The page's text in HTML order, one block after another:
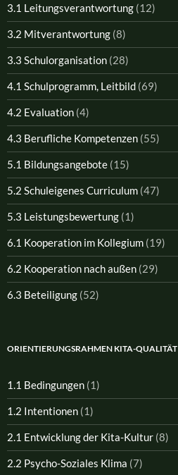
3.1 Leitungsverantwortung (12)
3.2 Mitverantwortung (8)
3.3 Schulorganisation (28)
4.1 Schulprogramm, Leitbild (69)
4.2 Evaluation (4)
4.3 Berufliche Kompetenzen (55)
5.1 Bildungsangebote (15)
5.2 Schuleigenes Curriculum (47)
5.3 Leistungsbewertung (1)
6.1 Kooperation im Kollegium (19)
6.2 Kooperation nach außen (29)
6.3 Beteiligung (52)
ORIENTIERUNGSRAHMEN KITA-QUALITÄT
1.1 Bedingungen (1)
1.2 Intentionen (1)
2.1 Entwicklung der Kita-Kultur (8)
2.2 Psycho-Soziales Klima (7)